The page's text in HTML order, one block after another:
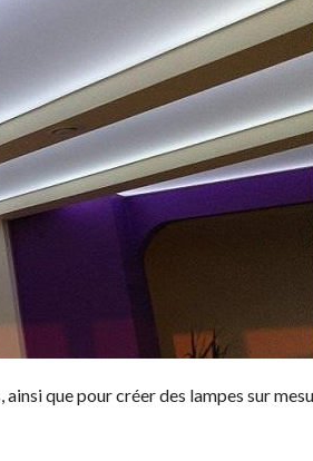
que pour créer des lampes sur